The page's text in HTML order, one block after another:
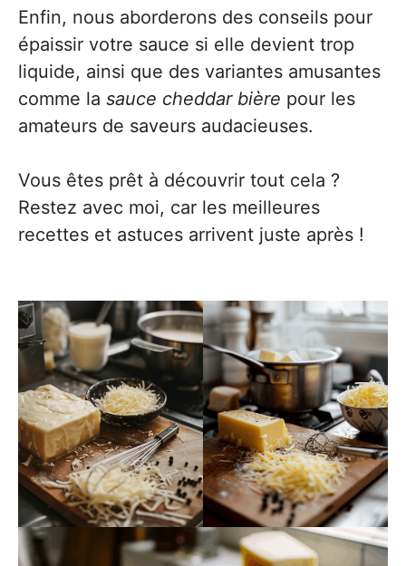
Enfin, nous aborderons des conseils pour
épaissir votre sauce si elle devient trop
liquide, ainsi que des variantes amusantes
comme la sauce cheddar bière pour les
amateurs de saveurs audacieuses.
Vous êtes prêt à découvrir tout cela ?
Restez avec moi, car les meilleures
recettes et astuces arrivent juste après !